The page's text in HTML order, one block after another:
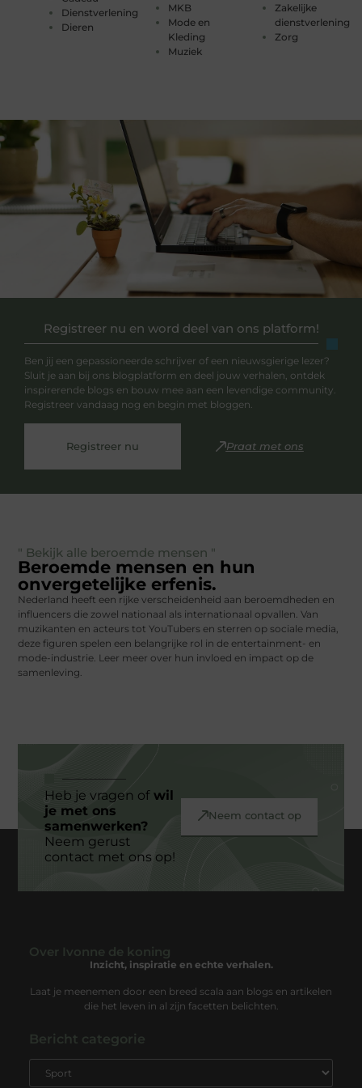
Dienstverlening
Dieren
MKB
Mode en
Kleding
Muziek
Zakelijke
dienstverlening
Zorg
Registreer nu en word deel van ons platform!
Ben jij een gepassioneerde schrijver of een nieuwsgierige lezer?
Sluit je aan bij ons blogplatform en deel jouw verhalen, ontdek
inspirerende blogs en bouw mee aan een levendige community.
Registreer vandaag nog en begin met bloggen.
Registreer nu Praat met ons
" Bekijk alle beroemde mensen "
Beroemde mensen en hun
onvergetelijke erfenis.
Nederland heeft een rijke verscheidenheid aan beroemdheden en
influencers die zowel nationaal als internationaal opvallen. Van
muzikanten en acteurs tot YouTubers en sterren op sociale media,
deze figuren spelen een belangrijke rol in de entertainment- en
mode-industrie. Leer meer over hun invloed en impact op de
samenleving.
Heb je vragen ofwil
je met ons
samenwerken?
Neem gerust
contact met ons op!
Neem contact op
Over Ivonne de koning
Inzicht, inspiratie en echte verhalen.
Laat je meenemen door een breed scala aan blogs en artikelen
die het leven in al zijn facetten belichten.
Bericht categorie